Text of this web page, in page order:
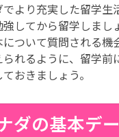
でより充実した留学
強してから留学しま
について質問される機
られるように、留学
おきましょう。
ダの基本デ